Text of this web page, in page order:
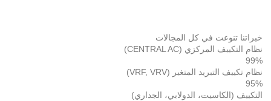
خبراتنا تنوعت في كل المجالات
نظام التكييف المركزي (CENTRAL AC)
99%
نظام تكييف التبريد المتغير (VRF, VRV)
95%
التكييف (الكاسيت، الدولابي، الجداري)